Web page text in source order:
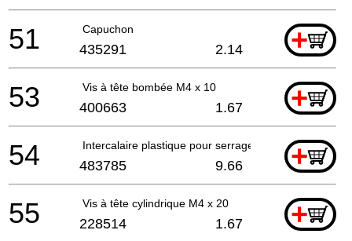
Capuchon +
51 435291 2.14
Vis à tête bombée M4 x 10 +
53 400663 1.67
Intercalaire plastique pour serrage des abrasifs
+
54 483785 9.66
Vis à tête cylindrique M4 x 20 +
55 228514 1.67